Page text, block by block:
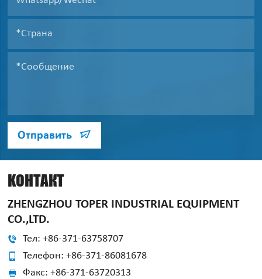
Отправить
KОНТАКТ
ZHENGZHOU TOPER INDUSTRIAL EQUIPMENT
CO.,LTD.
Тел: +86-371-63758707
Телефон: +86-371-86081678
Факс: +86-371-63720313